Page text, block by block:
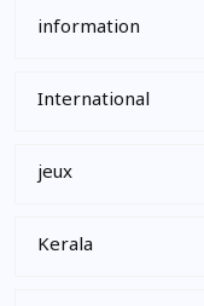
information
International
jeux
Kerala